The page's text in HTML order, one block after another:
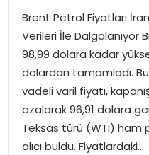
EĞITIM
Brent Petrol Fiyatları
Verileri İle Dalgalanıyor
98,99 dolara kadar
dolardan tamamladı.
vadeli varil fiyatı,
azalarak 96,91 dolara
Teksas türü (WTI) ham
alıcı buldu. Fiyatlardaki…